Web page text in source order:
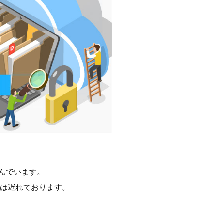
でいます。
遅れております。